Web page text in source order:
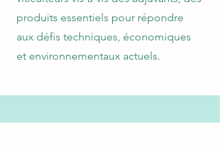
produits essentiels pour répondre
aux défis techniques, économiques
et environnementaux actuels.